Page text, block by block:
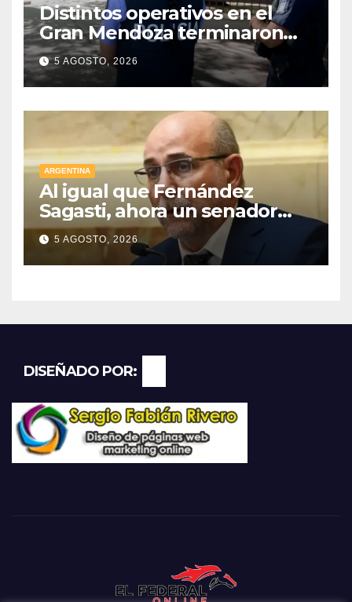
Distintos operativos en el
Gran Mendoza terminaron
con cuatro delincuentes
detenidos
5 AGOSTO, 2026
ARGENTINA
Al igual que Fernández
Sagasti, ahora un senador
radical pidió votar en forma
remota
5 AGOSTO, 2026
DISEÑADO POR: